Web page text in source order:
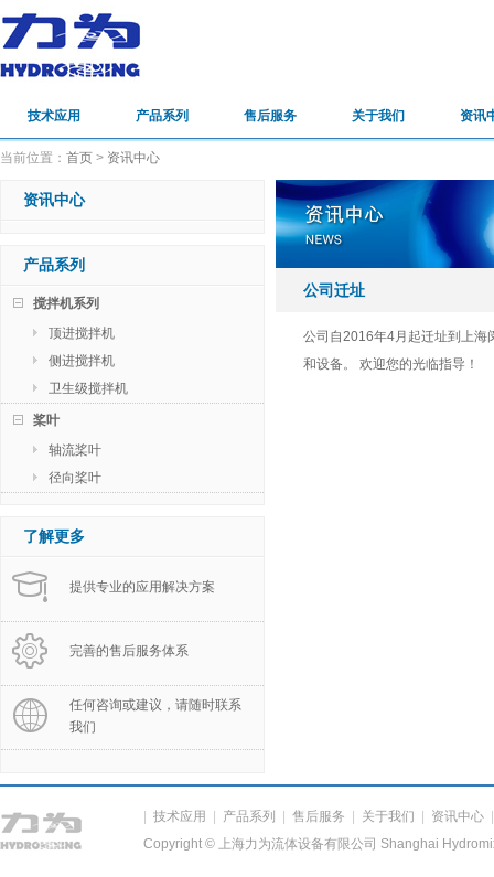
技术应用 产品系列 售后服务 关于我们 资讯
当前位置： 首页 > 资讯中心
资讯中心
产品系列
搅拌机系列
顶进搅拌机
侧进搅拌机
卫生级搅拌机
桨叶
轴流桨叶
径向桨叶
了解更多
提供专业的应用解决方案
完善的售后服务体系
任何咨询或建议，请随时联系
我们
公司迁址
公司自2016年4月起迁址到上海
和设备。 欢迎您的光临指导！
技术应用 产品系列 售后服务 关于我们 资讯中心
Copyright © 上海力为流体设备有限公司 Shanghai